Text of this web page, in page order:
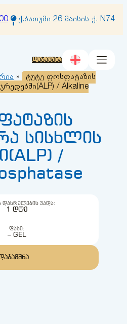
ქ.ბათუმი 26 მაისის ქ. N74
დაჯავშნა
»
ტუტე ფოსფატაზის
/ Alkaline
სისხლის
/
ᲓᲐᲡᲠᲣᲚᲔᲑᲘᲡ ᲕᲐᲓᲐ:
1 ᲓᲦᲔ
ᲤᲐᲡᲘ:
– GEL